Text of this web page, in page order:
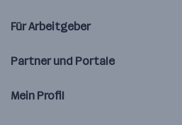
Für Arbeitgeber
Partner und Portale
Mein Profil